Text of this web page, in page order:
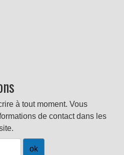
à tout moment. Vous
de contact dans les